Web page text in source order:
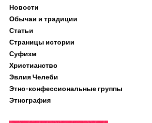
Новости
Обычаи и традиции
Статьи
Страницы истории
Суфизм
Христианство
Эвлия Челеби
Этно-конфессиональные группы
Этнография